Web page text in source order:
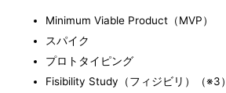
Minimum Viable Product（MVP）
スパイク
プロトタイピング
Fisibility Study（フィジビリ）（※3）